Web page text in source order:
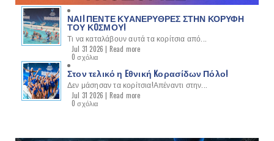
ΝΑΙ! ΠΕΝΤΕ ΚΥΑΝΕΡΥΘΡΕΣ ΣΤΗΝ ΚΟΡΥΦΗ
ΤΟΥ ΚOΣΜΟΥ!
Τι να καταλάβουν αυτά τα κορίτσια από...
Jul 31 2026 | Read more
0 σχόλια
Στον τελικό η Eθνική Kορασίδων Πόλο!
Δεν μάσησαν τα κορίτσια!Απέναντι στην...
Jul 31 2026 | Read more
0 σχόλια